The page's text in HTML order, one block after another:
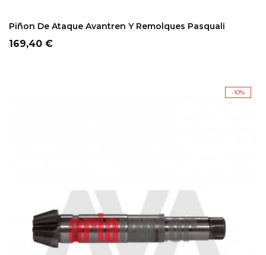
Piñon De Ataque Avantren Y Remolques Pasquali
Precio
169,40 €
-10%